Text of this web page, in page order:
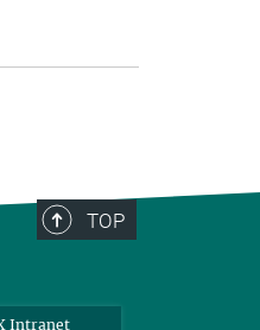
TOP
Intranet